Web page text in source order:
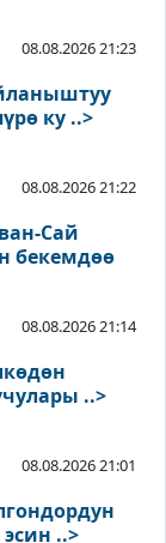
08.08.2026 21:23
ку ..>
08.08.2026 21:22
Сай
бекемдөө
08.08.2026 21:14
келген тоо куткаруучулары ..>
08.08.2026 21:01
..>